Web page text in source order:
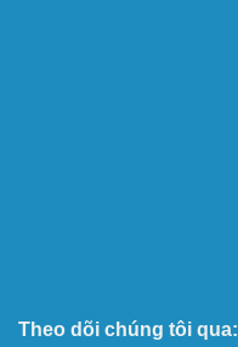
Theo dõi chúng tôi qua: